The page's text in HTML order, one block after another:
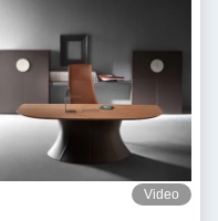
Video